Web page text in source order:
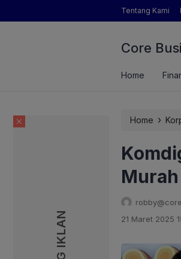
Tentang Kami
Core
Pertanian yang Dimaksud Mentan Amran?
Home
Home ›
21 Maret 2025